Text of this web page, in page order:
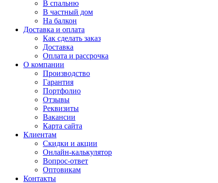
В спальню
В частный дом
На балкон
Доставка и оплата
Как сделать заказ
Доставка
Оплата и рассрочка
О компании
Производство
Гарантия
Портфолио
Отзывы
Реквизиты
Вакансии
Карта сайта
Клиентам
Скидки и акции
Онлайн-калькулятор
Вопрос-ответ
Оптовикам
Контакты